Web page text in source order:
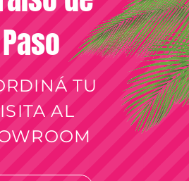
Paso
TU
AL